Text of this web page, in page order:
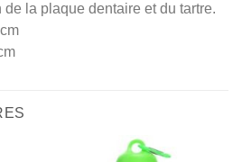
la plaque dentaire et du tartre.